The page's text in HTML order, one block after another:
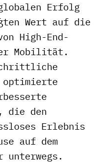
Erfolg
Wert auf die
High-End-
Mobilität.
optimierte
die den
Erlebnis
auf dem
unterwegs.